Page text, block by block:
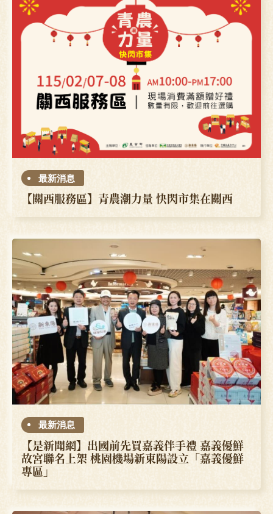
最新消息
【關西服務區】青農潮力量 快閃市集在關西
最新消息
【是新聞網】出國前先買嘉義伴手禮 嘉義優鮮
故宮聯名上架 桃園機場新東陽設立「嘉義優鮮
專區」